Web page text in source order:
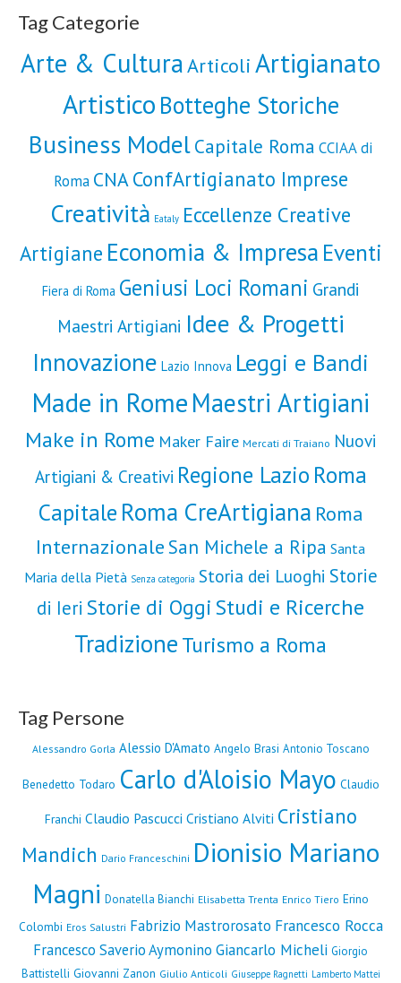
Tag Categorie
Arte & CulturaArticoli Artigianato
Artistico Botteghe Storiche
Business ModelCapitale Roma CCIAA di
Roma CNAConfArtigianato Imprese
Creatività Eataly Eccellenze Creative
Artigiane Economia & Impresa Eventi
Fiera di Roma Geniusi Loci Romani Grandi
Maestri Artigiani Idee & Progetti
Innovazione Lazio Innova Leggi e Bandi
Made in RomeMaestri Artigiani
Make in Rome Maker Faire Mercati di Traiano Nuovi
Artigiani & Creativi Regione Lazio Roma
Capitale Roma CreArtigiana Roma
InternazionaleSan Michele a Ripa Santa
Maria della Pietà Senza categoria Storia dei Luoghi Storie
di Ieri Storie di Oggi Studi e Ricerche
TradizioneTurismo a Roma
Tag Persone
Alessandro Gorla Alessio D'Amato Angelo Brasi Antonio Toscano
Benedetto Todaro Carlo d'Aloisio Mayo Claudio
Franchi Claudio Pascucci Cristiano Alviti Cristiano
Mandich Dario Franceschini Dionisio Mariano
Magni Donatella Bianchi Elisabetta Trenta Enrico Tiero Erino
Colombi Eros Salustri Fabrizio Mastrorosato Francesco Rocca
Francesco Saverio Aymonino Giancarlo Micheli Giorgio
Battistelli Giovanni Zanon Giulio Anticoli Giuseppe Ragnetti Lamberto Mattei